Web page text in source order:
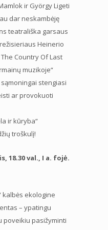
ir György Ligeti
dar neskambėję
teatrališka garsaus
Heinerio
Country Of Last
muzikoje“
stengiasi
ar provokuoti
ir kūryba“
troškulį!
18.30 val., I a. fojė.
kalbės ekologine
– ypatingu
poveikiu pasižyminti